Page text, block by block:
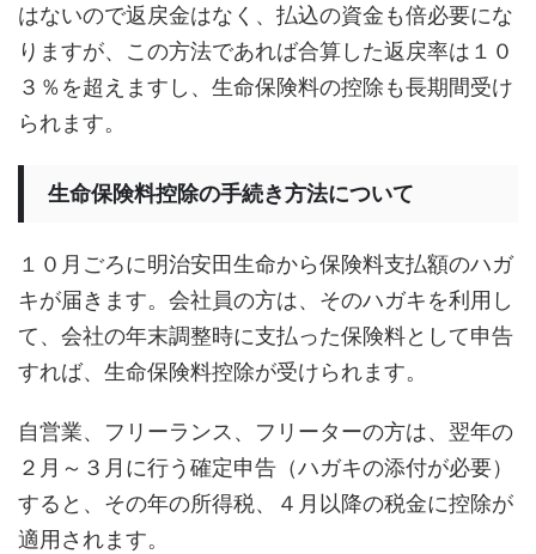
はないので返戻金はなく、払込の資金も倍必要にな
りますが、この方法であれば合算した返戻率は１０
３％を超えますし、生命保険料の控除も長期間受け
られます。
生命保険料控除の手続き方法について
１０月ごろに明治安田生命から保険料支払額のハガ
キが届きます。会社員の方は、そのハガキを利用し
て、会社の年末調整時に支払った保険料として申告
すれば、生命保険料控除が受けられます。
自営業、フリーランス、フリーターの方は、翌年の
２月～３月に行う確定申告（ハガキの添付が必要）
すると、その年の所得税、４月以降の税金に控除が
適用されます。